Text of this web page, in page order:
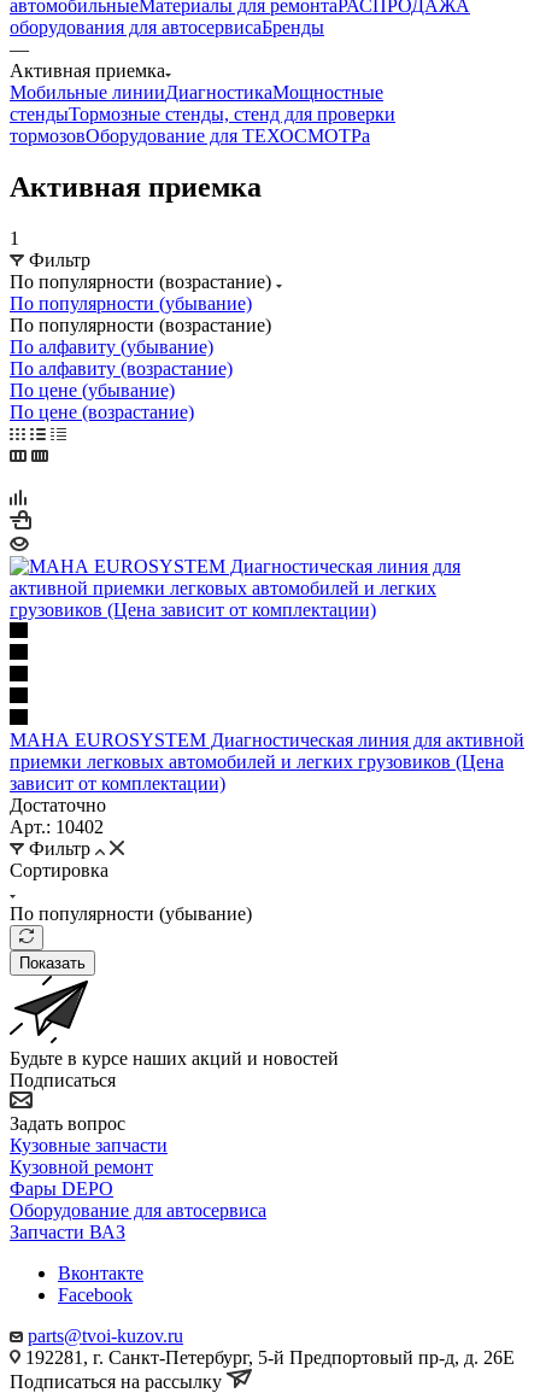
автомобильныеМатериалы для ремонта РАСПРОДАЖА
оборудования для автосервисаБренды
—
Активная приемка
Мобильные линииДиагностикаМощностные
стендыТормозные стенды, стенд для проверки
тормозовОборудование для ТЕХОСМОТРа
Активная приемка
1
Фильтр
По популярности (возрастание)
По популярности (убывание)
По популярности (возрастание)
По алфавиту (убывание)
По алфавиту (возрастание)
По цене (убывание)
По цене (возрастание)
МАНА EUROSYSTEM Диагностическая линия для активной
приемки легковых автомобилей и легких грузовиков (Цена
зависит от комплектации)
Достаточно
Арт.: 10402
Фильтр
Сортировка
По популярности (убывание)
Показать
Будьте в курсе наших акций и новостей
Подписаться
Задать вопрос
Кузовные запчасти
Кузовной ремонт
Фары DEPO
Оборудование для автосервиса
Запчасти ВАЗ
Вконтакте
Facebook
parts@tvoi-kuzov.ru
192281, г. Санкт-Петербург, 5-й Предпортовый пр-д, д. 26Е
Подписаться на рассылку